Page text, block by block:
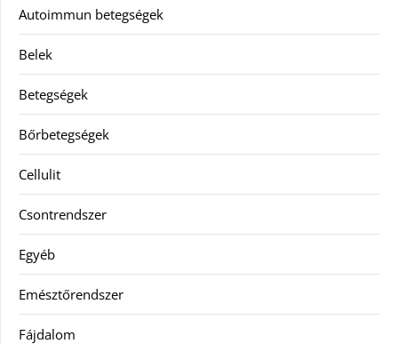
Autoimmun betegségek
Belek
Betegségek
Bőrbetegségek
Cellulit
Csontrendszer
Egyéb
Emésztőrendszer
Fájdalom